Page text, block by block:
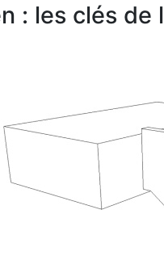
: les clés de